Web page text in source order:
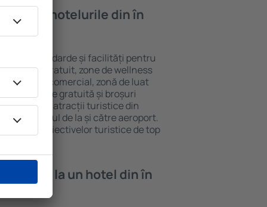
găsi ȋn hotelurile din în
diferite standarde și facilități pentru
Wi-Fi gratuit, zone de wellness
centru comercial, zonă de luat
parcare gratuită și broșuri
atracții turistice din
și transferul de la și către aeroport.
vizitarea obiectivelor turistice de top
cazare la un hotel din în